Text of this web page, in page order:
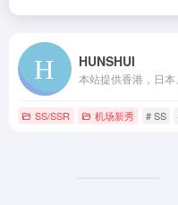
HUNSHUI
SS/SSR 机场新秀 # SS